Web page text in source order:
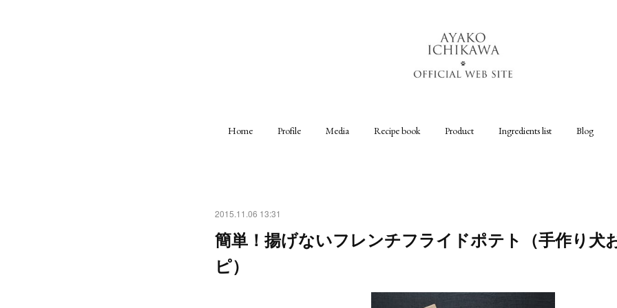
Home Profile Media Recipe book Product Ingredients list Blog
2015.11.06 13:31
簡単！揚げないフレンチフライドポテト（手作り犬
ピ）